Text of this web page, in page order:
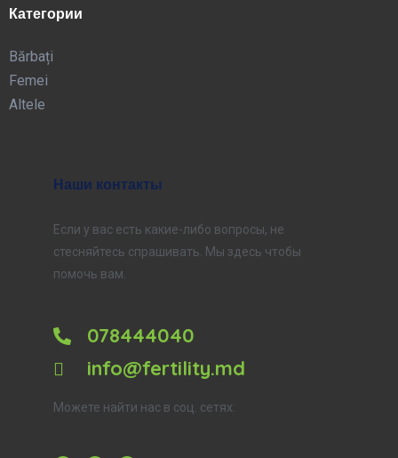
Категории
Bărbați
Femei
Altele
Наши контакты
Если у вас есть какие-либо вопросы, не
стесняйтесь спрашивать. Мы здесь чтобы
помочь вам.
078444040
info@fertility.md
Можете найти нас в соц. сетях: